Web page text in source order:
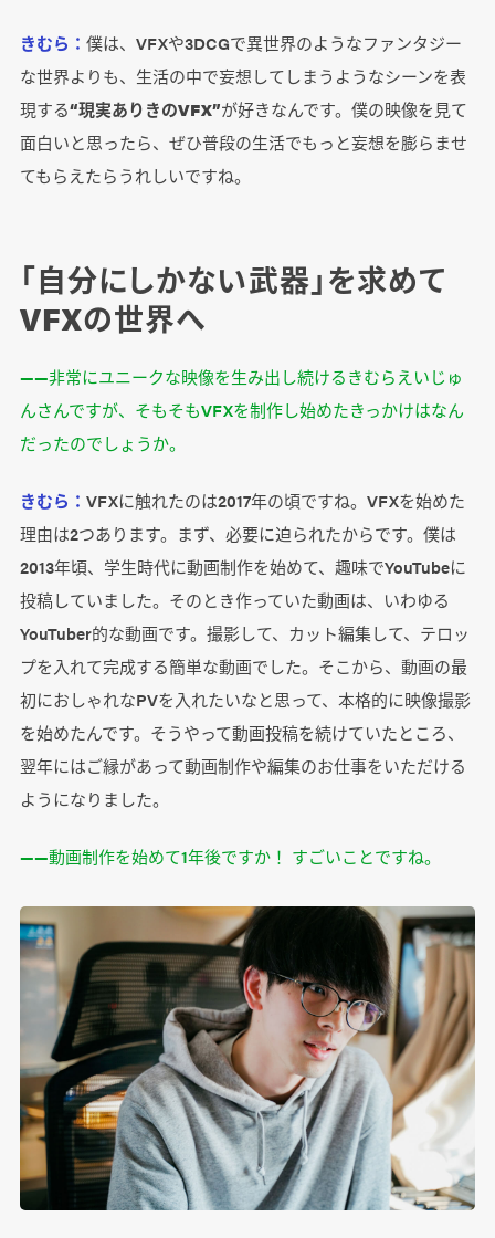
きむら： 僕は、VFXや3DCGで異世界のようなファンタジー
な世界よりも、生活の中で妄想してしまうようなシーンを表
現する“現実ありきのVFX”が好きなんです。僕の映像を見て
面白いと思ったら、ぜひ普段の生活でもっと妄想を膨らませ
てもらえたらうれしいですね。
「自分にしかない武器」を求めて
VFXの世界へ
――非常にユニークな映像を生み出し続けるきむらえいじゅ
んさんですが、そもそもVFXを制作し始めたきっかけはなん
だったのでしょうか。
きむら： VFXに触れたのは2017年の頃ですね。VFXを始めた
理由は2つあります。まず、必要に迫られたからです。僕は
2013年頃、学生時代に動画制作を始めて、趣味でYouTubeに
投稿していました。そのとき作っていた動画は、いわゆる
YouTuber的な動画です。撮影して、カット編集して、テロッ
プを入れて完成する簡単な動画でした。そこから、動画の最
初におしゃれなPVを入れたいなと思って、本格的に映像撮影
を始めたんです。そうやって動画投稿を続けていたところ、
翌年にはご縁があって動画制作や編集のお仕事をいただける
ようになりました。
――動画制作を始めて1年後ですか！ すごいことですね。